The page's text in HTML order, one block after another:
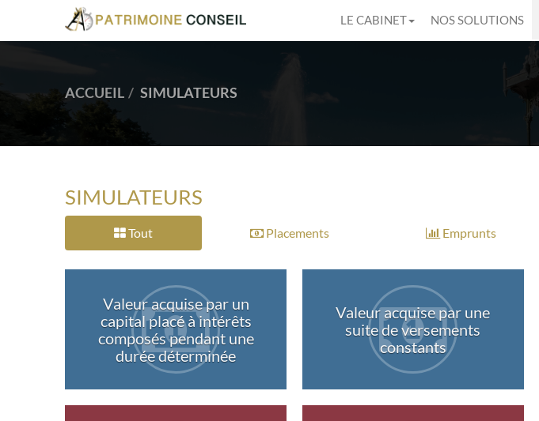
LE CABINET NOS SOLUTIONS
ACCUEIL SIMULATEURS
SIMULATEURS
Tout Placements Emprunts
Valeur acquise par un
capital placé à intérêts
composés pendant une
durée déterminée
Valeur acquise par une
suite de versements
constants